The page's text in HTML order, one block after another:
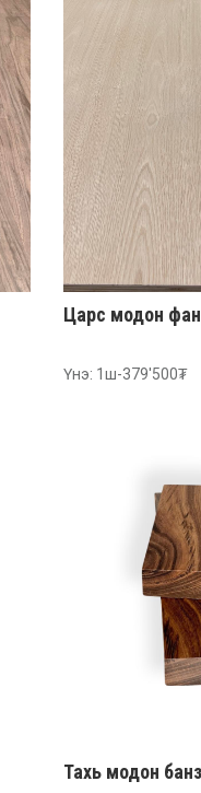
Царс модон фанер
Үнэ: 1ш-379'500₮
Тахь модон банз